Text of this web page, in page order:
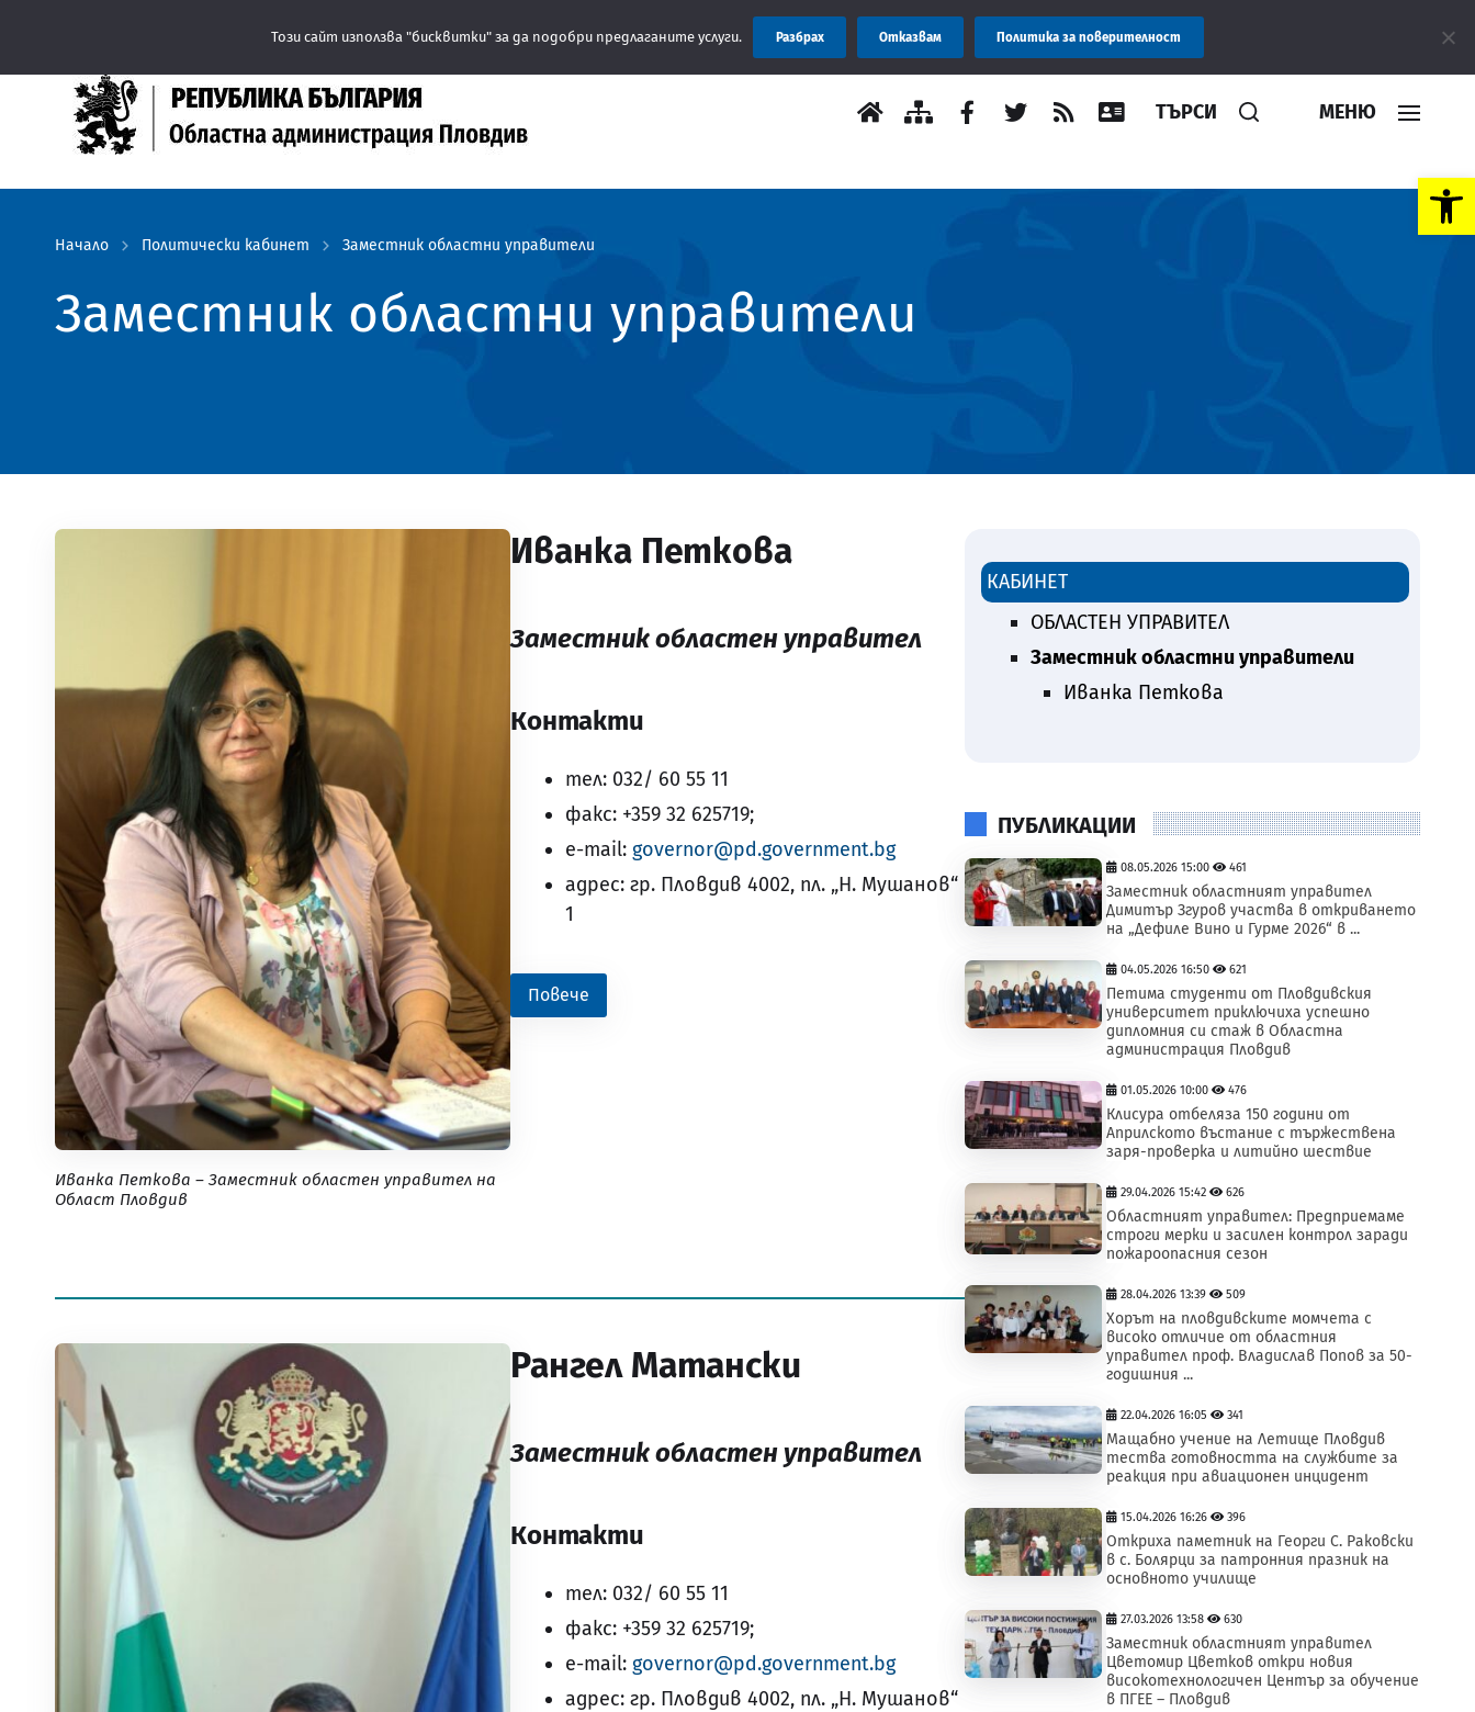
Open toolbar
Съобщение: Областна администрация Пловдив препоръчва заплащането
ТЪРСИ МЕНЮ
Начало Политически кабинет Заместник областни управители
Заместник областни управители
Иванка Петкова – Заместник областен управител на
Област Пловдив
Иванка Петкова
Заместник областен управител
Контакти
тел: 032/ 60 55 11
факс: +359 32 625719;
e-mail: governor@pd.government.bg
адрес: гр. Пловдив 4002, пл. „Н. Мушанов“
1
Повече
Рангел Матански
Заместник областен управител
Контакти
тел: 032/ 60 55 11
факс: +359 32 625719;
e-mail: governor@pd.government.bg
адрес: гр. Пловдив 4002, пл. „Н. Мушанов“
КАБИНЕТ
ОБЛАСТЕН УПРАВИТЕЛ
Заместник областни управители
Иванка Петкова
ПУБЛИКАЦИИ
08.05.2026 15:00 461
Заместник областният управител
Димитър Згуров участва в откриването
на „Дефиле Вино и Гурме 2026“ в ...
04.05.2026 16:50 621
Петима студенти от Пловдивския
университет приключиха успешно
дипломния си стаж в Областна
администрация Пловдив
01.05.2026 10:00 476
Клисура отбеляза 150 години от
Априлското въстание с тържествена
заря-проверка и литийно шествие
29.04.2026 15:42 626
Областният управител: Предприемаме
строги мерки и засилен контрол заради
пожароопасния сезон
28.04.2026 13:39 509
Хорът на пловдивските момчета с
високо отличие от областния
управител проф. Владислав Попов за 50-
годишния ...
22.04.2026 16:05 341
Мащабно учение на Летище Пловдив
тества готовността на службите за
реакция при авиационен инцидент
15.04.2026 16:26 396
Откриха паметник на Георги С. Раковски
в с. Болярци за патронния празник на
основното училище
27.03.2026 13:58 630
Заместник областният управител
Цветомир Цветков откри новия
високотехнологичен Център за обучение
в ПГЕЕ – Пловдив
Този сайт използва "бисквитки" за да подобри предлаганите услуги. Разбрах Отказвам Политика за поверителност